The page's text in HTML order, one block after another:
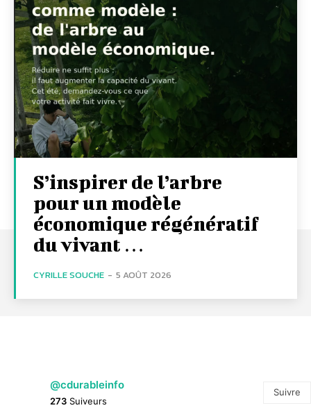
S’inspirer de l’arbre
pour un modèle
économique régénératif
du vivant …
CYRILLE SOUCHE - 5 AOÛT 2026
@cdurableinfo
273 Suiveurs
Suivre